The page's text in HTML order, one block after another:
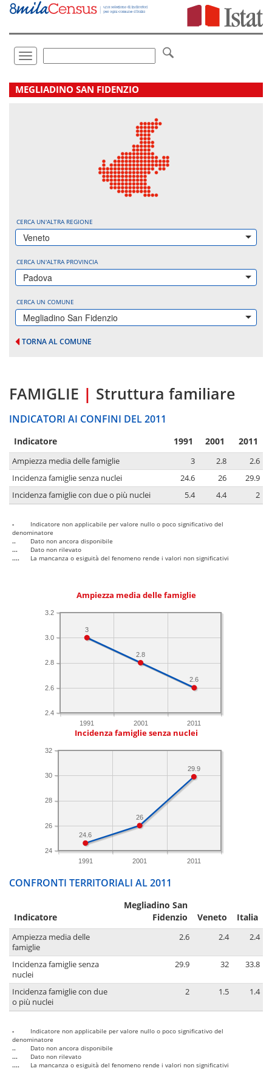
Vai
direttamente
Toggle
navigation
.
MEGLIADINO SAN FIDENZIO
CERCA UN'ALTRA REGIONE
Veneto
CERCA UN'ALTRA PROVINCIA
Padova
CERCA UN COMUNE
Megliadino San Fidenzio
TORNA AL COMUNE
FAMIGLIE | Struttura familiare
INDICATORI AI CONFINI DEL 2011
Indicatore 1991 2001 2011
Ampiezza media delle famiglie 3 2.8
2.6
Incidenza famiglie senza nuclei
24.6 26
29.9
Incidenza famiglie con due o più nuclei
5.4 4.4 2
-
Indicatore non applicabile per valore nullo o poco significativo del
denominatore
..
Dato non ancora disponibile
...
Dato non rilevato
....
La mancanza o esiguità del fenomeno rende i valori non significativi
Ampiezza media delle famiglie
1991 2001 2011
2.4
2.6
2.8
3.0
3.2
2.6
2.8
3
Incidenza famiglie senza nuclei
1991 2001 2011
24
26
28
30
32
29.9
26
24.6
CONFRONTI TERRITORIALI AL 2011
Indicatore
Megliadino San
Fidenzio
Veneto Italia
Ampiezza media delle
famiglie
2.6 2.4 2.4
Incidenza famiglie senza
nuclei
29.9 32 33.8
Incidenza famiglie con due
o più nuclei
2 1.5 1.4
-
Indicatore non applicabile per valore nullo o poco significativo del
denominatore
..
Dato non ancora disponibile
...
Dato non rilevato
....
La mancanza o esiguità del fenomeno rende i valori non significativi